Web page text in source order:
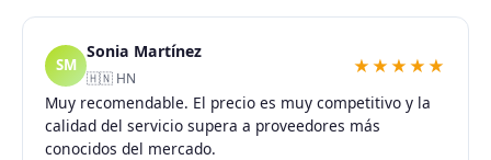
SM
Sonia Martínez
🇭🇳 HN
★★★★★
Muy recomendable. El precio es muy competitivo y la
calidad del servicio supera a proveedores más
conocidos del mercado.